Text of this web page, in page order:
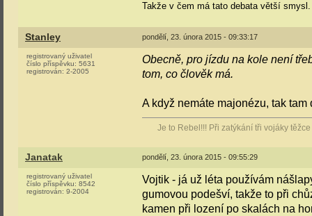
Takže v čem má tato debata větší smysl.
Stanley pondělí, 23. února 2015 - 09:33:17
registrovaný uživatel
číslo příspěvku: 5631
registrován: 2-2005
Obecně, pro jízdu na kole není
tom, co člověk má.
A když nemáte majonézu, tak
Je to Rebel!!! Při zatýkání tři vojáky
Janatak pondělí, 23. února 2015 - 09:55:29
registrovaný uživatel
číslo příspěvku: 8542
registrován: 9-2004
Vojtik - já už léta používám
gumovou podešví, takže to při
kamen při lození po skalách na